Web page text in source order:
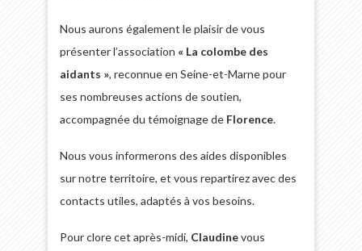
Nous aurons également le plaisir de vous
présenter l’association « La colombe des
aidants », reconnue en Seine-et-Marne pour
ses nombreuses actions de soutien,
accompagnée du témoignage de Florence.
Nous vous informerons des aides disponibles
sur notre territoire, et vous repartirez avec des
contacts utiles, adaptés à vos besoins.
Pour clore cet après-midi, Claudinevous